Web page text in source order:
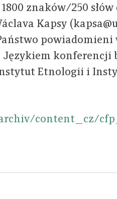
znaków/250
Kapsy
powiadomieni
konferencji
Etnologii i
content_cz/